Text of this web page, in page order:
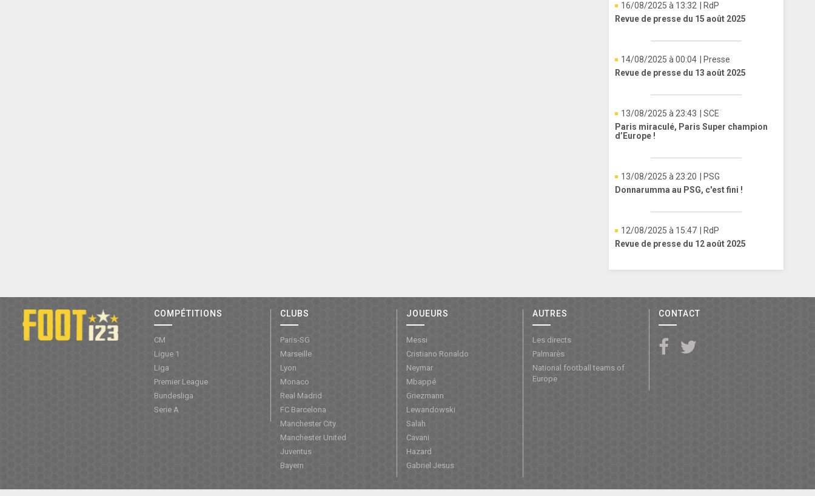
16/08/2025 à 13:32
| RdP
Revue de presse du 15 août 2025
14/08/2025 à 00:04
| Presse
Revue de presse du 13 août 2025
13/08/2025 à 23:43
| SCE
Paris miraculé, Paris Super champion
d’Europe !
13/08/2025 à 23:20
| PSG
Donnarumma au PSG, c'est fini !
12/08/2025 à 15:47
| RdP
Revue de presse du 12 août 2025
COMPÉTITIONS
CM
Ligue 1
Liga
Premier League
Bundesliga
Serie A
CLUBS
Paris-SG
Marseille
Lyon
Monaco
Real Madrid
FC Barcelona
Manchester City
Manchester United
Juventus
Bayern
JOUEURS
Messi
Cristiano Ronaldo
Neymar
Mbappé
Griezmann
Lewandowski
Salah
Cavani
Hazard
Gabriel Jesus
AUTRES
Les directs
Palmarès
National football teams of
Europe
CONTACT